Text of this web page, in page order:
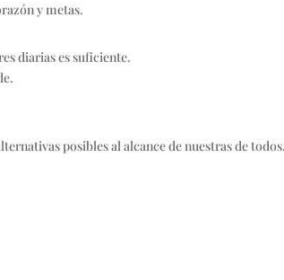
y metas.
diarias es suficiente.
posibles al alcance de nuestras de